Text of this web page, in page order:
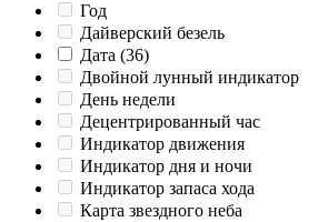
Год
Дайверский безель
Дата (36)
Двойной лунный индикатор
День недели
Децентрированный час
Индикатор движения
Индикатор дня и ночи
Индикатор запаса хода
Карта звездного неба